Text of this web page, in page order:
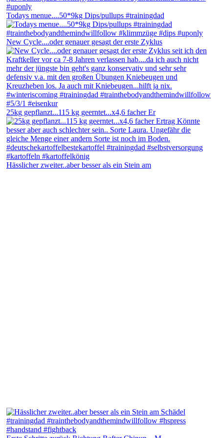
Todays menue....50*9kg Dips/pullups #trainingdad
New Cycle....oder genauer gesagt der erste Zyklus
25kg gepflanzt...115 kg geerntet...x4,6 facher Er
Hässlicher zweiter..aber besser als ein Stein am